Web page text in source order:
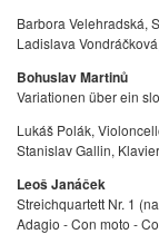
Barbora Velehradská,
Ladislava
Bohuslav Martinů
Variationen über ein
Lukáš Polák,
Stanislav Gallin, Klavier
Leoš Janáček
Streichquartett Nr. 1
Adagio - Con moto -